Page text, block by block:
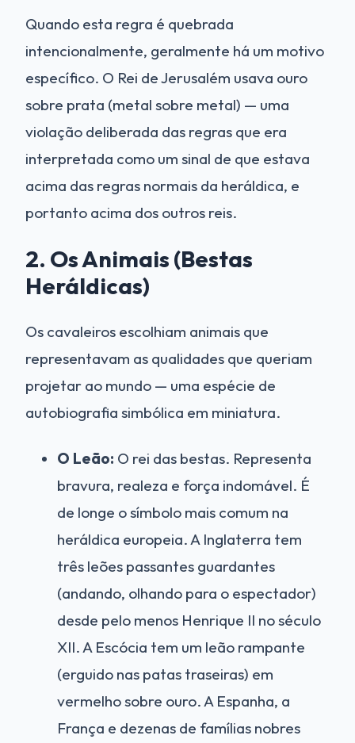
Quando esta regra é quebrada
intencionalmente, geralmente há um motivo
específico. O Rei de Jerusalém usava ouro
sobre prata (metal sobre metal) — uma
violação deliberada das regras que era
interpretada como um sinal de que estava
acima das regras normais da heráldica, e
portanto acima dos outros reis.
2. Os Animais (Bestas
Heráldicas)
Os cavaleiros escolhiam animais que
representavam as qualidades que queriam
projetar ao mundo — uma espécie de
autobiografia simbólica em miniatura.
O Leão: O rei das bestas. Representa
bravura, realeza e força indomável. É
de longe o símbolo mais comum na
heráldica europeia. A Inglaterra tem
três leões passantes guardantes
(andando, olhando para o espectador)
desde pelo menos Henrique II no século
XII. A Escócia tem um leão rampante
(erguido nas patas traseiras) em
vermelho sobre ouro. A Espanha, a
França e dezenas de famílias nobres